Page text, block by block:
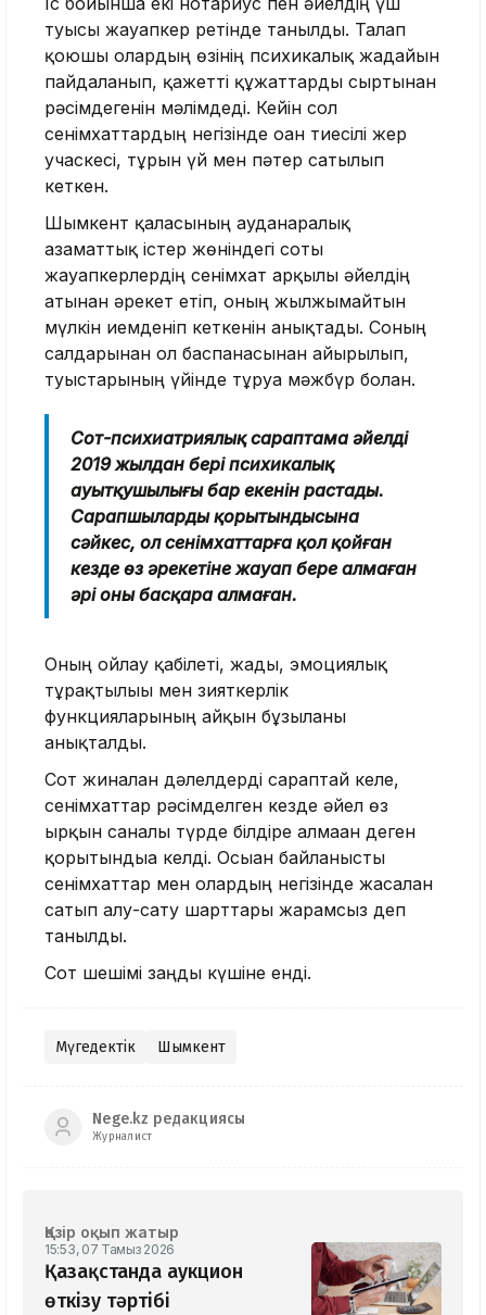
туысы жауапкер ретінде танылды. Талап
қоюшы олардың өзінің психикалық жағдайын
пайдаланып, қажетті құжаттарды сыртынан
рәсімдегенін мәлімдеді. Кейін сол
сенімхаттардың негізінде оған тиесілі жер
учаскесі, тұрғын үй мен пәтер сатылып
кеткен.
Шымкент қаласының ауданаралық
азаматтық істер жөніндегі соты
жауапкерлердің сенімхат арқылы әйелдің
атынан әрекет етіп, оның жылжымайтын
мүлкін иемденіп кеткенін анықтады. Соның
салдарынан ол баспанасынан айырылып,
туыстарының үйінде тұруға мәжбүр болған.
Сот-психиатриялық сараптама әйелдің
2019 жылдан бері психикалық
ауытқушылығы бар екенін растады.
Сарапшылардың қорытындысына
сәйкес, ол сенімхаттарға қол қойған
кезде өз әрекетіне жауап бере алмаған
әрі оны басқара алмаған.
Оның ойлау қабілеті, жады, эмоциялық
тұрақтылығы мен зияткерлік
функцияларының айқын бұзылғаны
анықталды.
Сот жиналған дәлелдерді сараптай келе,
сенімхаттар рәсімделген кезде әйел өз
ырқын саналы түрде білдіре алмаған деген
қорытындыға келді. Осыған байланысты
сенімхаттар мен олардың негізінде жасалған
сатып алу-сату шарттары жарамсыз деп
танылды.
Сот шешімі заңды күшіне енді.
Мүгедектік Шымкент
Nege.kz редакциясы
Журналист
Қазір оқып жатыр
15:53, 07 Тамыз 2026
Қазақстанда аукцион
өткізу тәртібі